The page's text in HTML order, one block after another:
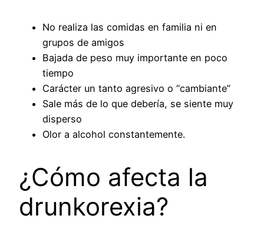
No realiza las comidas en familia ni en
grupos de amigos
Bajada de peso muy importante en poco
tiempo
Carácter un tanto agresivo o “cambiante”
Sale más de lo que debería, se siente muy
disperso
Olor a alcohol constantemente.
¿Cómo afecta la
drunkorexia?